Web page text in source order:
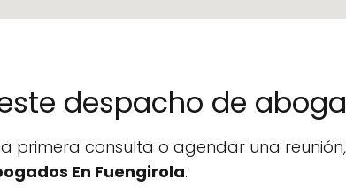
despacho de
primera consulta o agendar una
En Fuengirola.